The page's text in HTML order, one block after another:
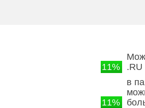
11%
.RU
11%
в